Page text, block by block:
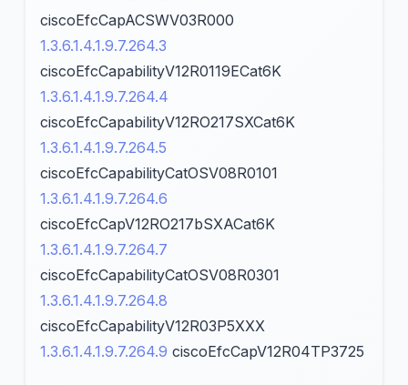
ciscoEfcCapACSWV03R000
1.3.6.1.4.1.9.7.264.3
ciscoEfcCapabilityV12R0119ECat6K
1.3.6.1.4.1.9.7.264.4
ciscoEfcCapabilityV12RO217SXCat6K
1.3.6.1.4.1.9.7.264.5
ciscoEfcCapabilityCatOSV08R0101
1.3.6.1.4.1.9.7.264.6
ciscoEfcCapV12RO217bSXACat6K
1.3.6.1.4.1.9.7.264.7
ciscoEfcCapabilityCatOSV08R0301
1.3.6.1.4.1.9.7.264.8
ciscoEfcCapabilityV12R03P5XXX
1.3.6.1.4.1.9.7.264.9 ciscoEfcCapV12R04TP3725